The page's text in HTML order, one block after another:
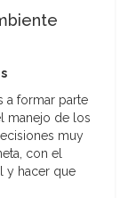
a formar parte
manejo de los
muy
con el
y hacer que